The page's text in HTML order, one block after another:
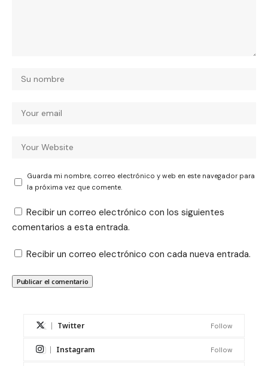
Guarda mi nombre, correo electrónico y web en este navegador para
la próxima vez que comente.
Recibir un correo electrónico con los siguientes
comentarios a esta entrada.
Recibir un correo electrónico con cada nueva entrada.
Twitter Follow
Instagram Follow